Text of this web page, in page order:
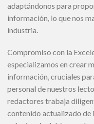
adaptándonos para
información, lo que nos
industria.
Compromiso con la
especializamos en crear
información, cruciales
personal de nuestros
redactores trabaja
contenido actualizado de